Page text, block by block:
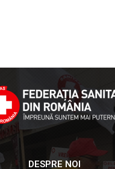
DESPRE NOI